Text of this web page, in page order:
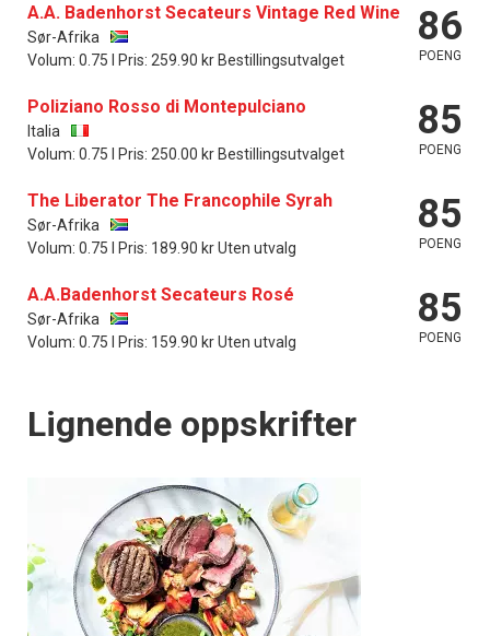
A.A. Badenhorst Secateurs Vintage Red Wine
Sør-Afrika
Volum: 0.75 l Pris: 259.90 kr Bestillingsutvalget
86
POENG
Poliziano Rosso di Montepulciano
Italia
Volum: 0.75 l Pris: 250.00 kr Bestillingsutvalget
85
POENG
The Liberator The Francophile Syrah
Sør-Afrika
Volum: 0.75 l Pris: 189.90 kr Uten utvalg
85
POENG
A.A.Badenhorst Secateurs Rosé
Sør-Afrika
Volum: 0.75 l Pris: 159.90 kr Uten utvalg
85
POENG
Lignende oppskrifter